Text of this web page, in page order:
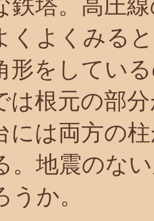
鉄塔。高圧
くよくみる
形をしてい
根元の部
には両方の
。地震のな
うか。